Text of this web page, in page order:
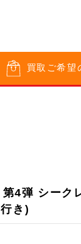
買取 ご希望
4弾 シーク
き)